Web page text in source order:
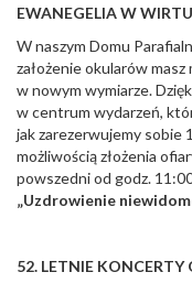
EWANEGELIA W
W naszym Domu
założenie okularów
w nowym wymiarze.
w centrum wydarzeń,
jak zarezerwujemy sobie
możliwością złożenia
powszedni od godz.
„Uzdrowienie
52. LETNIE